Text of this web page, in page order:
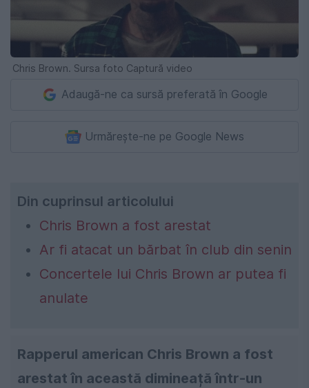
Chris Brown. Sursa foto Captură video
Adaugă-ne ca sursă preferată în Google
Urmărește-ne pe Google News
Din cuprinsul articolului
Chris Brown a fost arestat
Ar fi atacat un bărbat în club din senin
Concertele lui Chris Brown ar putea fi
anulate
Rapperul american Chris Brown a fost
arestat în această dimineață într-un